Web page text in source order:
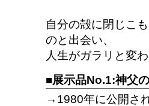
自分の殻に閉じこ
のと出会い、
人生がガラリと変
■展示品No.1:神父
→1980年に公開さ